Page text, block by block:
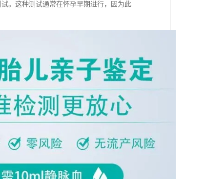
。这种测试通常在怀孕早期进行，因为此